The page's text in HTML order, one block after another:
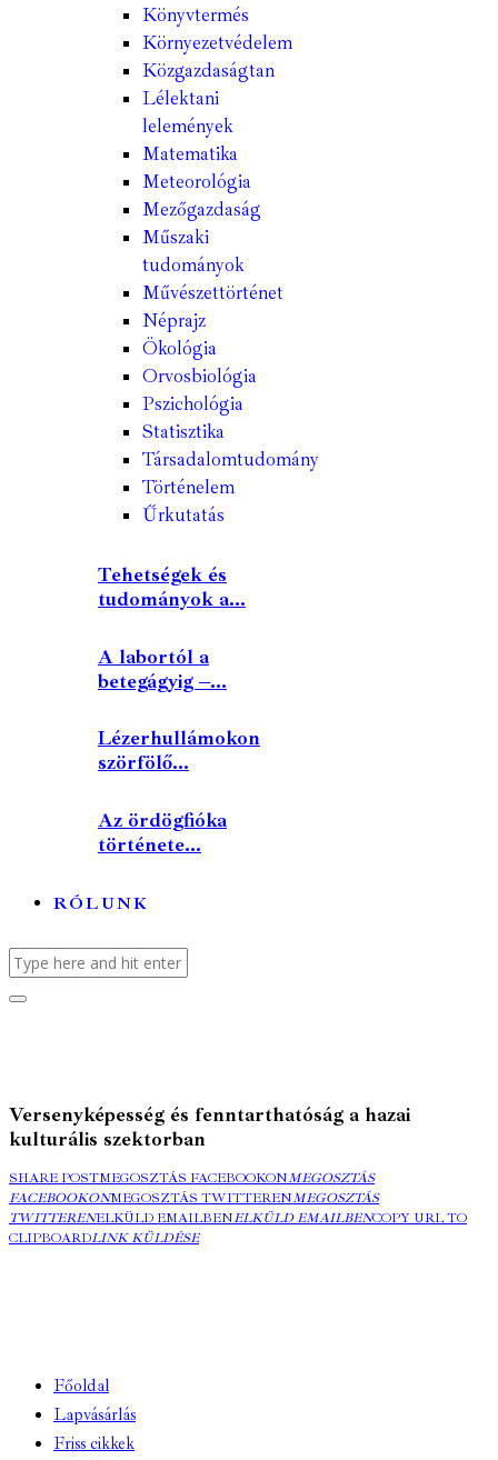
Könyvtermés
Környezetvédelem
Közgazdaságtan
Lélektani
lelemények
Matematika
Meteorológia
Mezőgazdaság
Műszaki
tudományok
Művészettörténet
Néprajz
Ökológia
Orvosbiológia
Pszichológia
Statisztika
Társadalomtudomány
Történelem
Űrkutatás
Tehetségek és
tudományok a...
A labortól a
betegágyig –...
Lézerhullámokon
szörfölő...
Az ördögfióka
története...
RÓLUNK
Versenyképesség és fenntarthatóság a hazai
kulturális szektorban
SHARE POSTMEGOSZTÁS FACEBOOKONMEGOSZTÁS
FACEBOOKONMEGOSZTÁS TWITTERENMEGOSZTÁS
TWITTERENELKÜLD EMAILBENELKÜLD EMAILBENCOPY URL TO
CLIPBOARDLINK KÜLDÉSE
Főoldal
Lapvásárlás
Friss cikkek